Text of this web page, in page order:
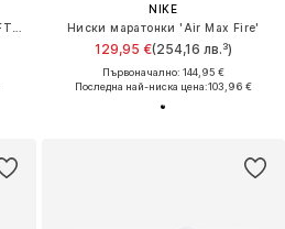
NIKE
Ниски маратонки 'Air Max Fire'
129,95 €(254,16 лв.³)
Първоначално: 144,95 €
Последна най-ниска цена:103,96 €